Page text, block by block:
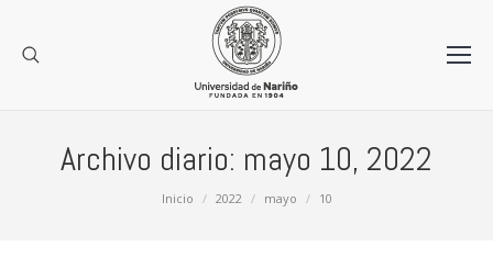
Archivo diario: mayo 10, 2022
Inicio 2022 mayo 10